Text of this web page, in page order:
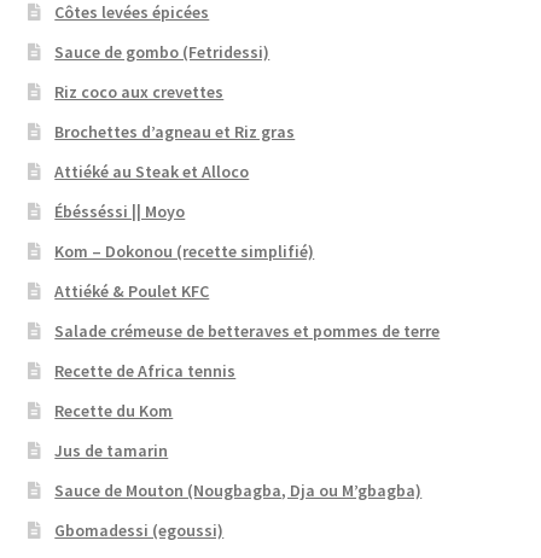
Côtes levées épicées
Sauce de gombo (Fetridessi)
Riz coco aux crevettes
Brochettes d’agneau et Riz gras
Attiéké au Steak et Alloco
Ébésséssi || Moyo
Kom – Dokonou (recette simplifié)
Attiéké & Poulet KFC
Salade crémeuse de betteraves et pommes de terre
Recette de Africa tennis
Recette du Kom
Jus de tamarin
Sauce de Mouton (Nougbagba, Dja ou M’gbagba)
Gbomadessi (egoussi)